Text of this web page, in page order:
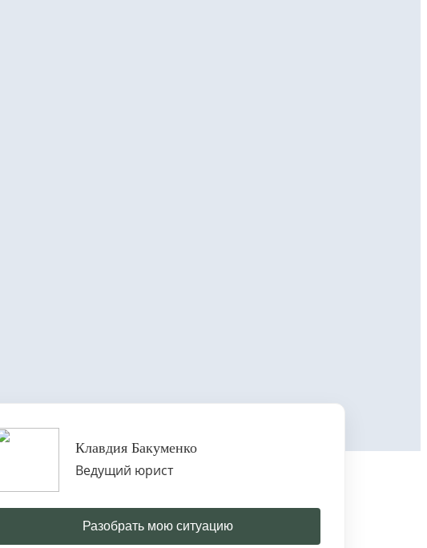
Клавдия Бакуменко
Ведущий юрист
Разобрать мою ситуацию